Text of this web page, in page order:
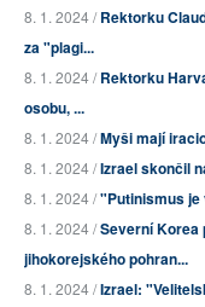
8. 1. 2024 /Rektorku
za "plagi...
8. 1. 2024 /Rektorku
osobu, ...
8. 1. 2024 /Myši mají
8. 1. 2024 /Izrael skončil
8. 1. 2024 /"Putinismus je
8. 1. 2024 /Severní Korea
jihokorejského pohran...
8. 1. 2024 /Izrael: